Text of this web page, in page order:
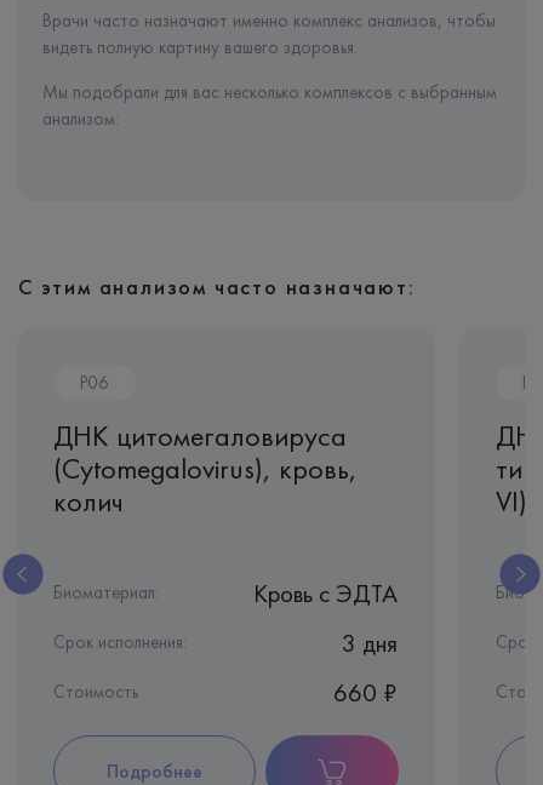
Врачи часто назначают именно комплекс анализов, чтобы
видеть полную картину вашего здоровья.
Мы подобрали для вас несколько комплексов с выбранным
анализом:
С этим анализом часто назначают:
P06
ДНК цитомегаловируса
(Cytomegalovirus), кровь,
колич
Биоматериал: Кровь c ЭДТА
Срок исполнения: 3 дня
Стоимость 660 ₽
Подробнее
Срок